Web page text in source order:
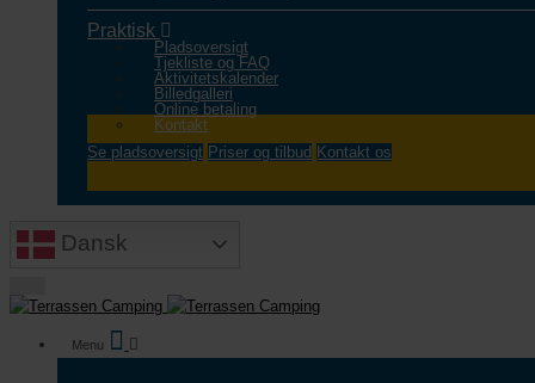
Praktisk
Pladsoversigt
Tjekliste og FAQ
Aktivitetskalender
Billedgalleri
Online betaling
Kontakt
Se pladsoversigt Priser og tilbud Kontakt os
Dansk